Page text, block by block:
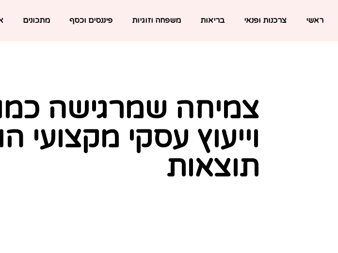
ראשי צרכנות ופנאי בריאות משפחה וזוגיות פיננסים וכסף מתכונים
צמיחה שמרגישה כמו
וייעוץ עסקי מקצועי
תוצאות